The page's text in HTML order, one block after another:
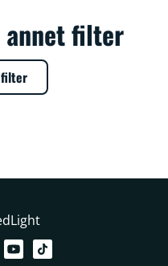
annet filter
filter